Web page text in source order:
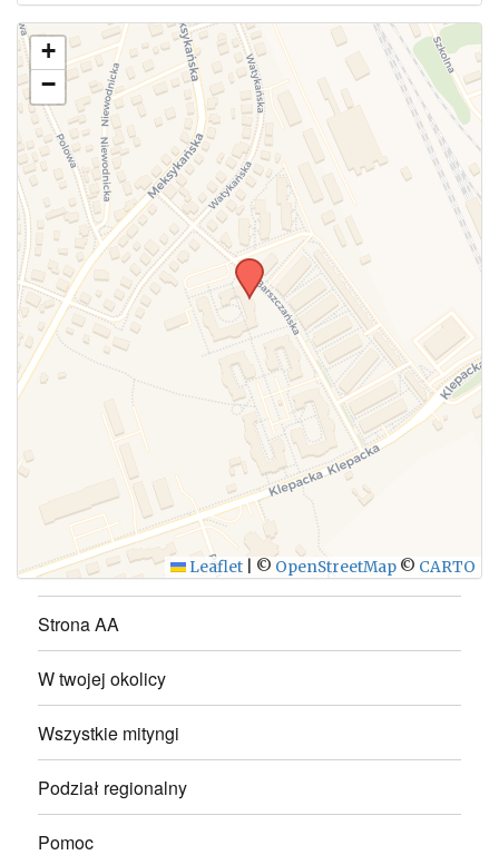
Użyj tego formularza aby przesłać informację o
zmianach w powyższym mityngu.
WYŚLIJ
+
−
Leaflet © OpenStreetMap © CARTO
Strona AA
W twojej okolicy
Wszystkie mityngi
Podział regionalny
Pomoc